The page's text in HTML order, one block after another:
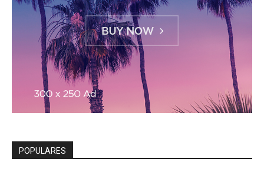
POPULARES